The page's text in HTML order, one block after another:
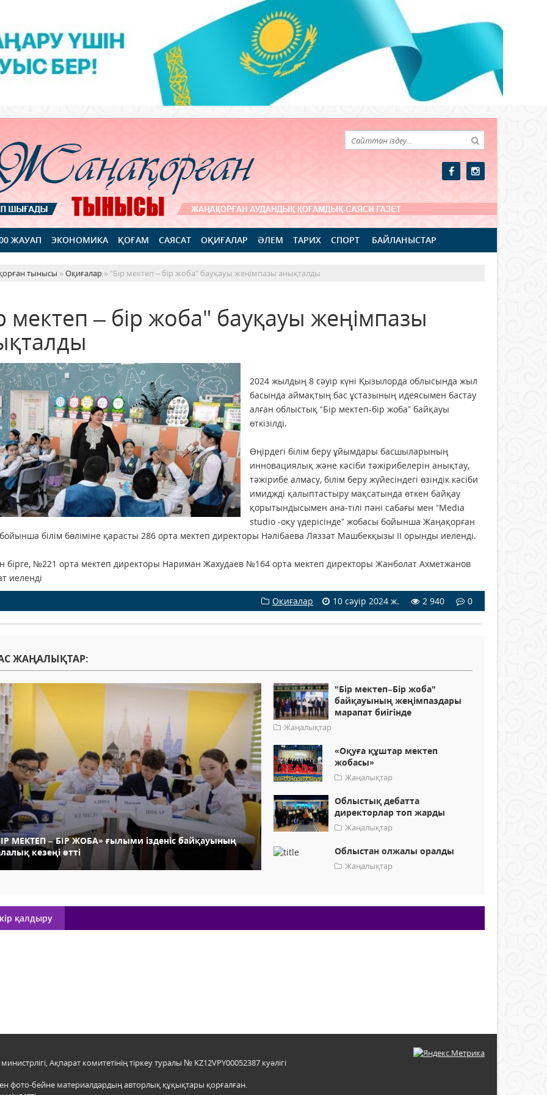
ЖАУАП ЭКОНОМИКА ҚОҒАМ САЯСАТ ОҚИҒАЛАР ӘЛЕМ ТАРИХ СПОРТ БАЙЛАНЫСТАР
тынысы »Оқиғалар » "Бір мектеп – бір жоба" бауқауы жеңімпазы анықталды
мектеп – бір жоба" бауқауы жеңімпазы
2024 жылдың 8 сәуір күні Қызылорда облысында жыл
басында аймақтың бас ұстазының идеясымен бастау
алған облыстық “Бір мектеп-бір жоба” байқауы
өткізілді.
Өңірдегі білім беру ұйымдары басшыларының
инновациялық және кәсіби тәжірибелерін анықтау,
тәжірибе алмасу, білім беру жүйесіндегі өзіндік кәсіби
имиджді қалыптастыру мақсатында өткен байқау
қорытындысымен ана-тілі пәні сабағы мен “Media
studio -оқу үдерісінде” жобасы бойынша Жаңақорған
білім бөліміне қарасты 286 орта мектеп директоры Нәлібаева Ляззат Машбекқызы ІІ орынды иеленді.
бірге, №221 орта мектеп директоры Нариман Жахудаев №164 орта мектеп директоры Жанболат Ахметжанов
иеленді
Оқиғалар
10 сәуір 2024 ж. 2 940 0
ЖАҢАЛЫҚТАР:
МЕКТЕП – БІР ЖОБА» ғылыми ізденіс байқауының
кезеңі өтті
"Бір мектеп–Бір жоба"
байқауының жеңімпаздары
марапат биігінде
Жаңалықтар
«Оқуға құштар мектеп
жобасы»
Жаңалықтар
Облыстық дебатта
директорлар топ жарды
Жаңалықтар
Облыстан олжалы оралды
Жаңалықтар
қалдыру
Ақпарат комитетінің тіркеу туралы № KZ12VPY00052387 куәлігі
фото-бейне материалдардың авторлық құқықтары қорғалған.